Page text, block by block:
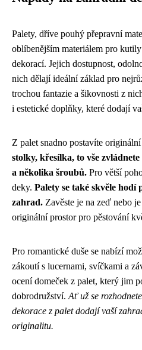
Palety, dříve pouhý přepravní
oblíbenějším materiálem pro
dekorací. Jejich dostupnost,
nich dělají ideální základ pro
trochou fantazie a šikovnosti z
i estetické doplňky, které dodají
Z palet snadno postavíte
stolky, křesílka, to vše
a několika šroubů. Pro větší
deky. Palety se také skvěle
zahrad. Zavěste je na zeď nebo
originální prostor pro pěstování
Pro romantické duše se nabízí
zákoutí s lucernami, svíčkami a
ocení domeček z palet, který jim
dobrodružství. Ať už se
dekorace z palet dodají vaší
originalitu.